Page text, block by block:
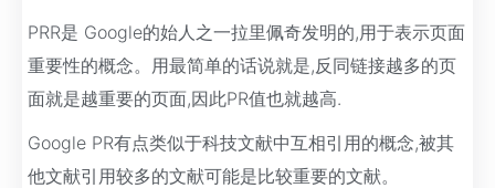
PRR是 Google的始人之一拉里佩奇发明的,用于表示页面
重要性的概念。用最简单的话说就是,反同链接越多的页
面就是越重要的页面,因此PR值也就越高.
Google PR有点类似于科技文献中互相引用的概念,被其
他文献引用较多的文献可能是比较重要的文献。